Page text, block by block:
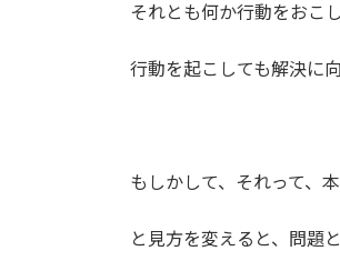
それとも何か行動をおこ
行動を起こしても解決に
もしかして、それって、
と見方を変えると、問題